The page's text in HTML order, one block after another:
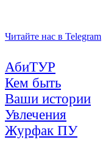
Читайте нас в Telegram
АбиТУР
Кем быть
Ваши истории
Увлечения
Журфак ПУ